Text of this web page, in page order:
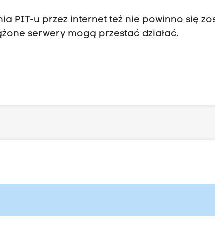
PIT-u przez internet też nie powinno się
serwery mogą przestać działać.